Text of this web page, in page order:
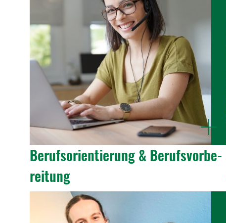
mehr
anzeigen
Berufs­ori­en­tie­rung & Berufs­vor­be­
rei­tung